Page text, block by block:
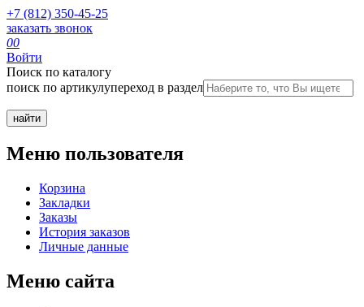
+7 (812) 350-45-25
заказать звонок
00
Войти
Поиск по каталогу
поиск по артикулупереход в раздел
Меню пользователя
Корзина
Закладки
Заказы
История заказов
Личные данные
Меню сайта